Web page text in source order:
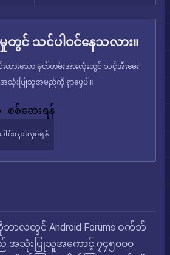
တွင် သင်ပါဝင်နေသလား။
င်းထားသော မှတ်တမ်းအားလုံးတွင် သင့်အီးမေး
သုံးပြုသူအမည်ကို ရှာဖွေပါ။
စ်ဆေးရန်
ါင်းလုဒ်လုပ်ရန်
ာလတွင် Android Forums ဝက်ဘ်
သုံးပြုသူအကောင့် ၇၄၅၀၀၀